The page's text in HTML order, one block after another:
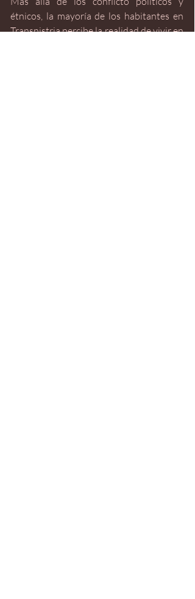
étnicos, la mayoría de los habitantes en
Transnistria percibe la realidad de vivir en